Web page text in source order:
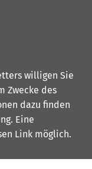
willigen Sie
Zwecke des
dazu finden
. Eine
Link möglich.